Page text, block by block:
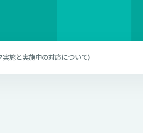
施と実施中の対応について)